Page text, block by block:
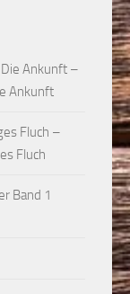
Die Ankunft –
Ankunft
Fluch –
Fluch
Band 1